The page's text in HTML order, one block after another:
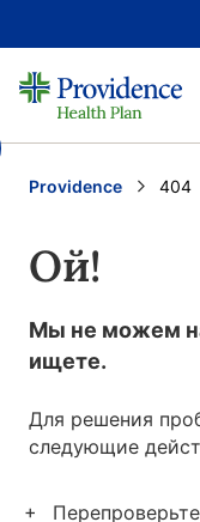
Providence 404
Ой!
Мы не можем
ищете.
Для решения
следующие